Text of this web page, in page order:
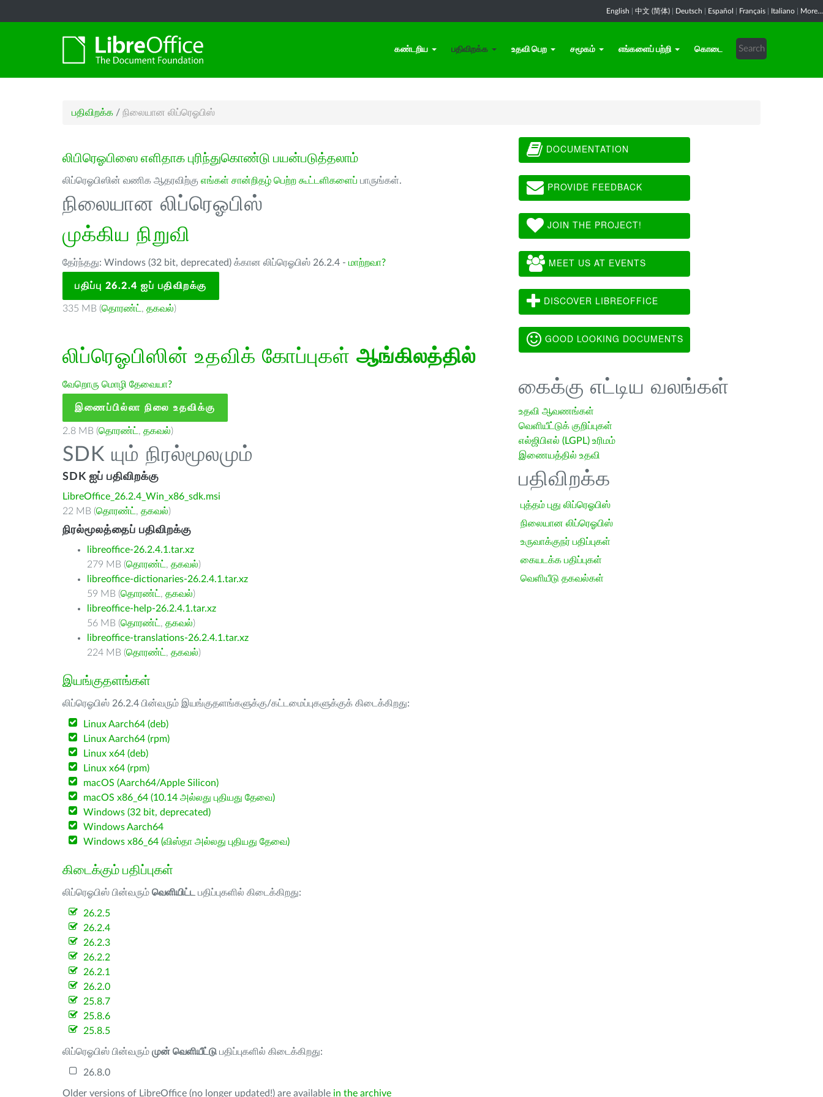
English 中文 (简体) Deutsch Español Français Italiano More...
கண்டறிய பதிவிறக்க உதவி பெற சமூகம் எங்களைப் பற்றி கொடை
பதிவிறக்க / நிலையான லிப்ரெஓபிஸ்
லிபிரெஓபிஸை எளிதாக புரிந்துகொண்டு பயன்படுத்தலாம்
லிப்ரெஓபிஸின் வணிக ஆதரவிற்கு எங்கள் சான்றிதழ் பெற்ற கூட்டளிகளைப் பாருங்கள்.
நிலையான லிப்ரெஓபிஸ்
முக்கிய நிறுவி
தேர்ந்தது: Windows (32 bit, deprecated) க்கான லிப்ரெஓபிஸ் 26.2.4 - மாற்றவா?
பதிப்பு 26.2.4 ஐப் பதிவிறக்கு
335 MB (தொரண்ட் , தகவல்)
லிப்ரெஓபிஸின் உதவிக் கோப்புகள் ஆங்கிலத்தில்
வேறொரு மொழி தேவையா?
இணைப்பில்லா நிலை உதவிக்கு
2.8 MB (தொரண்ட் , தகவல்)
SDK யும் நிரல்மூலமும்
SDK ஐப் பதிவிறக்கு
LibreOffice_26.2.4_Win_x86_sdk.msi
22 MB (தொரண்ட் , தகவல்)
நிரல்மூலத்தைப் பதிவிறக்கு
libreoffice-26.2.4.1.tar.xz
279 MB (தொரண்ட் , தகவல்)
libreoffice-dictionaries-26.2.4.1.tar.xz
59 MB (தொரண்ட் , தகவல்)
libreoffice-help-26.2.4.1.tar.xz
56 MB (தொரண்ட் , தகவல்)
libreoffice-translations-26.2.4.1.tar.xz
224 MB (தொரண்ட் , தகவல்)
இயங்குதளங்கள்
லிப்ரெஓபிஸ் 26.2.4 பின்வரும் இயங்குதளங்களுக்கு/கட்டமைப்புகளுக்குக் கிடைக்கிறது:
Linux Aarch64 (deb)
Linux Aarch64 (rpm)
Linux x64 (deb)
Linux x64 (rpm)
macOS (Aarch64/Apple Silicon)
macOS x86_64 (10.14 அல்லது புதியது தேவை)
Windows (32 bit, deprecated)
Windows Aarch64
Windows x86_64 (விஸ்தா அல்லது புதியது தேவை)
கிடைக்கும் பதிப்புகள்
லிப்ரெஓபிஸ் பின்வரும் வெளியிட்ட பதிப்புகளில் கிடைக்கிறது:
26.2.5
26.2.4
26.2.3
26.2.2
26.2.1
26.2.0
25.8.7
25.8.6
25.8.5
லிப்ரெஓபிஸ் பின்வரும் முன் வெளியீட்டு பதிப்புகளில் கிடைக்கிறது:
26.8.0
Older versions of LibreOffice (no longer updated!) are available in the archive
DOCUMENTATION
PROVIDE FEEDBACK
JOIN THE PROJECT!
MEET US AT EVENTS
DISCOVER LIBREOFFICE
GOOD LOOKING DOCUMENTS
கைக்கு எட்டிய வலங்கள்
உதவி ஆவணங்கள்
வெளியீட்டுக் குறிப்புகள்
எல்ஜிபிஎல் (LGPL) உரிமம்
இணையத்தில் உதவி
பதிவிறக்க
புத்தம் புது லிப்ரெஓபிஸ்
நிலையான லிப்ரெஓபிஸ்
உருவாக்குநர் பதிப்புகள்
கையடக்க பதிப்புகள்
வெளியீடு தகவல்கள்